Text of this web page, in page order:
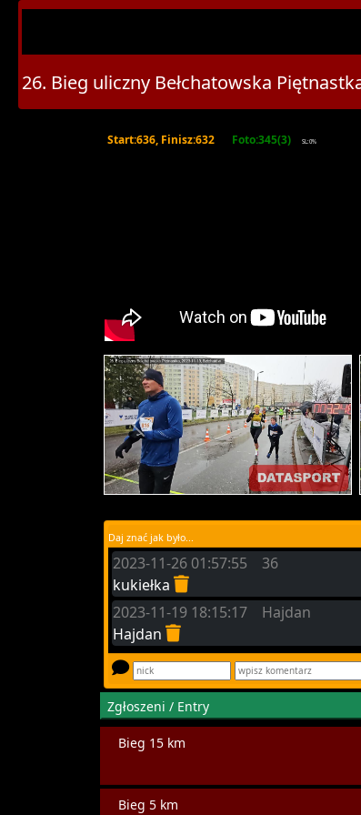
26. Bieg uliczny Bełchatowska
Start:636, Finisz:632 Foto:345(3) SL:0%
Daj znać jak było...
2023-11-26 01:57:55 36
kukiełka
2023-11-19 18:15:17 Hajdan
Hajdan
Zgłoszeni / Entry
Bieg 15 km
Bieg 5 km